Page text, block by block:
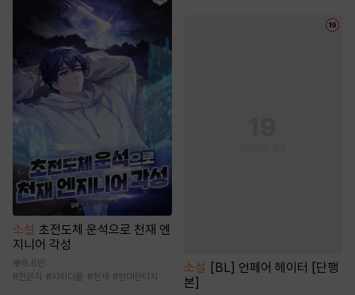
소설 초전도체 운석으로 천재 엔
지니어 각성
6.6만
#전문직 #사이다물 #천재 #현대판타지
소설 [BL] 언페어 헤이터 [단행
본]